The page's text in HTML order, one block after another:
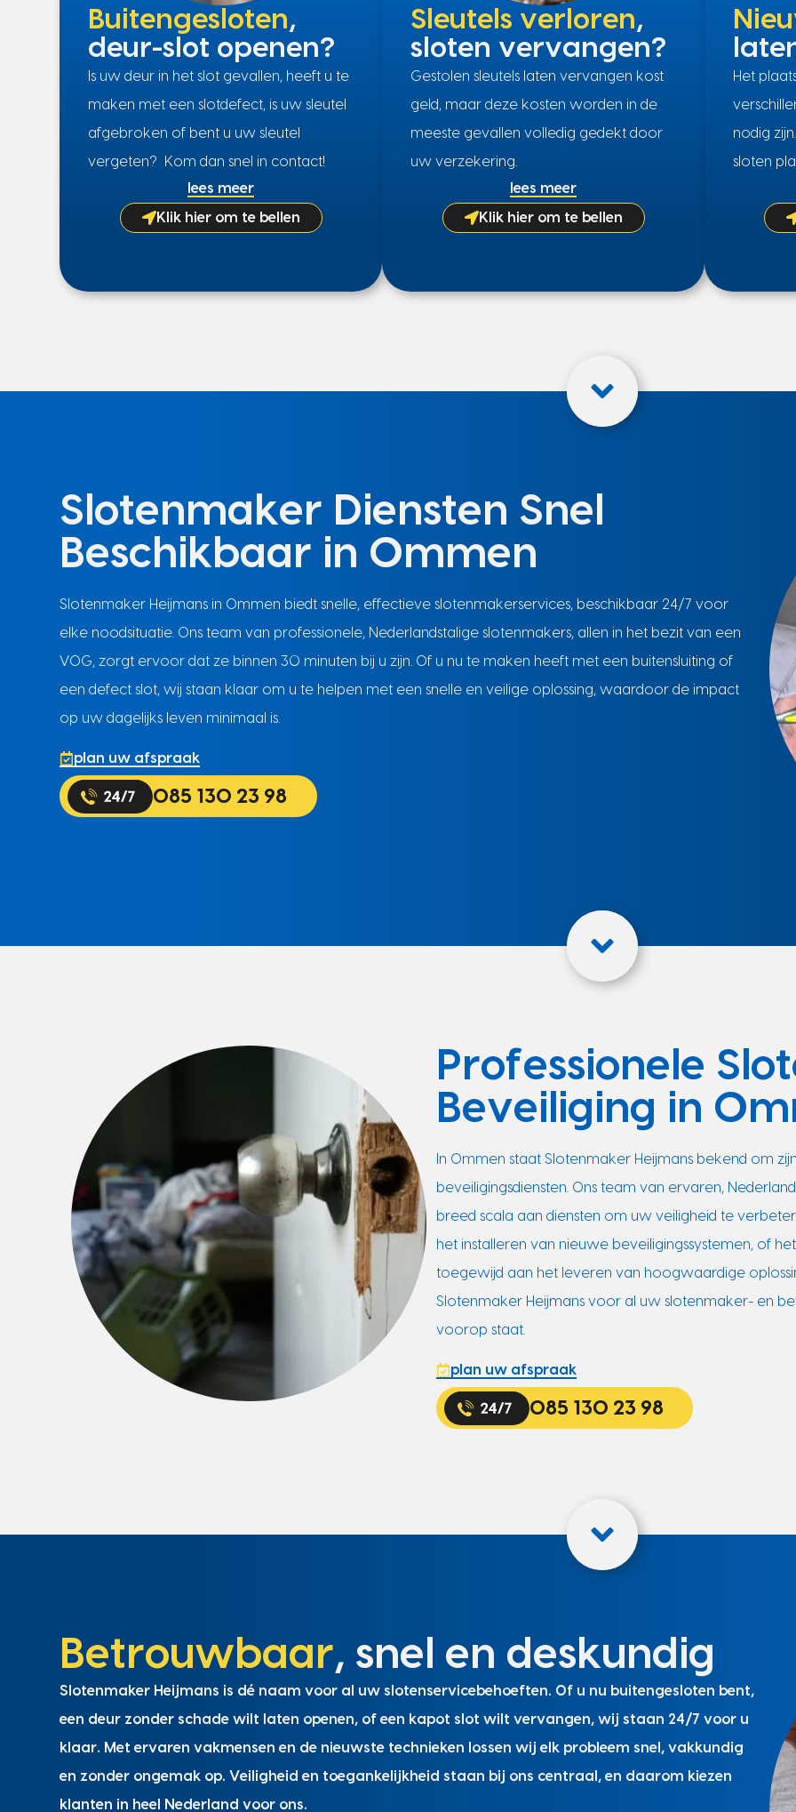
Buitengesloten,
deur-slot openen?
Is uw deur in het slot gevallen, heeft u te
maken met een slotdefect, is uw sleutel
afgebroken of bent u uw sleutel
vergeten? Kom dan snel in contact!
lees meer
Klik hier om te bellen
Sleutels verloren,
sloten vervangen?
Gestolen sleutels laten vervangen kost
geld, maar deze kosten worden in de
meeste gevallen volledig gedekt door
uw verzekering.
lees meer
Klik hier om te bellen
Het
nodig
sloten
Slotenmaker Diensten Snel
Beschikbaar in Ommen
Slotenmaker Heijmans in Ommen biedt snelle, effectieve slotenmakerservices, beschikbaar 24/7 voor
elke noodsituatie. Ons team van professionele, Nederlandstalige slotenmakers, allen in het bezit van een
VOG, zorgt ervoor dat ze binnen 30 minuten bij u zijn. Of u nu te maken heeft met een buitensluiting of
een defect slot, wij staan klaar om u te helpen met een snelle en veilige oplossing, waardoor de impact
op uw dagelijks leven minimaal is.
plan uw afspraak
085 130 23 98
Professionele
Beveiliging in
In Ommen staat Slotenmaker Heijmans bekend om
beveiligingsdiensten. Ons team van ervaren,
breed scala aan diensten om uw veiligheid te
het installeren van nieuwe beveiligingssystemen, of
toegewijd aan het leveren van hoogwaardige
Slotenmaker Heijmans voor al uw slotenmaker- en
voorop staat.
plan uw afspraak
085 130 23 98
Betrouwbaar, snel en deskundig
Slotenmaker Heijmans is dé naam voor al uw slotenservicebehoeften. Of u nu buitengesloten bent,
een deur zonder schade wilt laten openen, of een kapot slot wilt vervangen, wij staan 24/7 voor u
klaar. Met ervaren vakmensen en de nieuwste technieken lossen wij elk probleem snel, vakkundig
en zonder ongemak op. Veiligheid en toegankelijkheid staan bij ons centraal, en daarom kiezen
klanten in heel Nederland voor ons.